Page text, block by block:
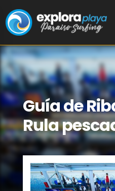
Guía de
Rula